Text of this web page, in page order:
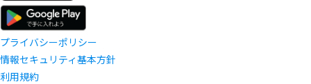
プライバシーポリシー
情報セキュリティ基本方針
利用規約